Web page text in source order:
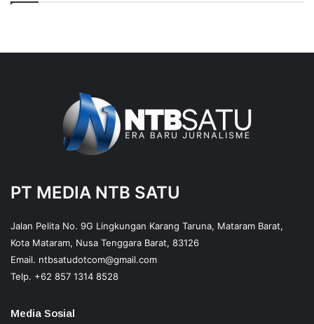
PT MEDIA NTB SATU
Jalan Pelita No. 9G Lingkungan Karang Taruna, Mataram Barat,
Kota Mataram, Nusa Tenggara Barat, 83126
Email. ntbsatudotcom@gmail.com
Telp. +62 857 1314 8528
Media Sosial